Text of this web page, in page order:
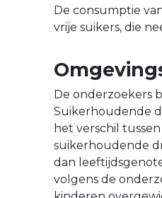
De consumptie
vrije suikers, die
De onderzoekers
Suikerhoudende
het verschil
suikerhoudende
dan
volgens de